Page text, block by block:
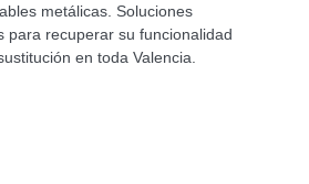
metálicas. Soluciones
para recuperar su funcionalidad
en toda Valencia.